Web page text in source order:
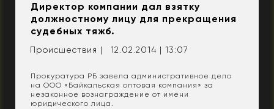
Директор компании дал взятку
должностному лицу для прекращения
судебных тяжб.
Происшествия | 12.02.2014 | 13:07
Прокуратура РБ завела административное дело
на ООО «Байкальская оптовая компания» за
незаконное вознаграждение от имени
юридического лица.